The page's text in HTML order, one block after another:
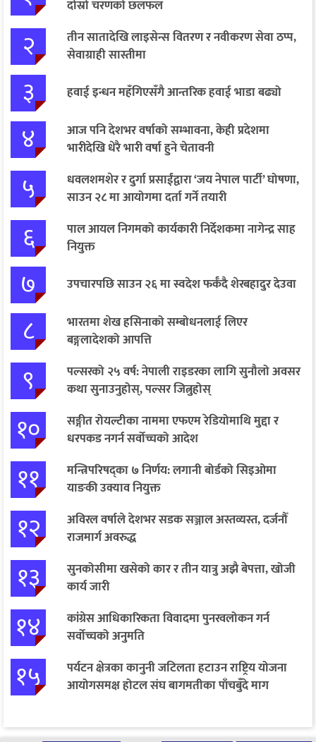
दोस्रो चरणको छलफल
२
तीन सातादेखि लाइसेन्स वितरण र नवीकरण सेवा ठप्प,
सेवाग्राही सास्तीमा
३ हवाई इन्धन महँगिएसँगै आन्तरिक हवाई भाडा बढ्यो
४
आज पनि देशभर वर्षाको सम्भावना, केही प्रदेशमा
भारीदेखि धेरै भारी वर्षा हुने चेतावनी
५
धवलशमशेर र दुर्गा प्रसाईंद्वारा ‘जय नेपाल पार्टी’ घोषणा,
साउन २८ मा आयोगमा दर्ता गर्ने तयारी
६
पाल आयल निगमको कार्यकारी निर्देशकमा नागेन्द्र साह
नियुक्त
७ उपचारपछि साउन २६ मा स्वदेश फर्कँदै शेरबहादुर देउवा
८
भारतमा शेख हसिनाको सम्बोधनलाई लिएर
बङ्गलादेशको आपत्ति
९
पल्सरको २५ वर्ष: नेपाली राइडरका लागि सुनौलो अवसर
कथा सुनाउनुहोस्, पल्सर जित्नुहोस्
१०
सङ्गीत रोयल्टीका नाममा एफएम रेडियोमाथि मुद्दा र
धरपकड नगर्न सर्वोच्चको आदेश
११
मन्त्रिपरिषद्का ७ निर्णय: लगानी बोर्डको सिइओमा
याङकी उक्याव नियुक्त
१२
अविरल वर्षाले देशभर सडक सञ्जाल अस्तव्यस्त, दर्जनौँ
राजमार्ग अवरुद्ध
१३
सुनकोसीमा खसेको कार र तीन यात्रु अझै बेपत्ता, खोजी
कार्य जारी
१४
कांग्रेस आधिकारिकता विवादमा पुनरवलोकन गर्न
सर्वोच्चको अनुमति
१५
पर्यटन क्षेत्रका कानुनी जटिलता हटाउन राष्ट्रिय योजना
आयोगसमक्ष होटल संघ बागमतीका पाँचबुँदे माग